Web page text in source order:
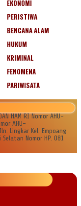
EKONOMI
PERISTIWA
BENCANA ALAM
HUKUM
KRIMINAL
FENOMENA
PARIWISATA
HAM RI Nomor AHU-
AHU-
Lingkar Kel. Empoang
Nomor HP. 081